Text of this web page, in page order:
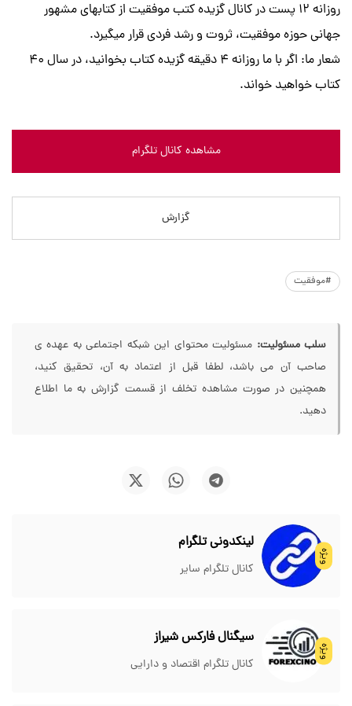
روزانه 12 پست در کانال گزیده کتب موفقیت از کتابهای مشهور
جهانی حوزه موفقیت، ثروت و رشد فردی قرار میگیرد.
شعار ما: اگر با ما روزانه 4 دقیقه گزیده کتاب بخوانید، در سال 40
کتاب خواهید خواند.
مشاهده کانال تلگرام
گزارش
#موفقیت
سلب مسئولیت: مسئولیت محتوای این شبکه اجتماعی به عهده ی
صاحب آن می باشد، لطفا قبل از اعتماد به آن، تحقیق کنید،
همچنین در صورت مشاهده تخلف از قسمت گزارش به ما اطلاع
دهید.
ویژه
لینکدونی تلگرام
کانال تلگرام سایر
ویژه
سیگنال فارکس شیراز
کانال تلگرام اقتصاد و دارایی